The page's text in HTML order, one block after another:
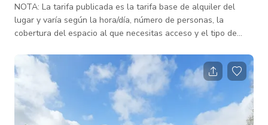
NOTA: La tarifa publicada es la tarifa base de alquiler del
lugar y varía según la hora/día, número de personas, la
cobertura del espacio al que necesitas acceso y el tipo de
tarifas personalizadas. Con una rica historia y situado en un
impresionante campo en las fronteras de
Berkshire/Hampshire, nuestra casa solariega Tudor de grado 1
y el granero Tithe siguen siendo una joya desconocida para
muchas parejas que buscan celebrar